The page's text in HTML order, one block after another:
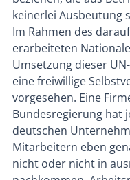
keinerlei Ausbeutung
Im Rahmen des
erarbeiteten
Umsetzung dieser
eine freiwillige
vorgesehen. Eine
Bundesregierung hat
deutschen
Mitarbeitern eben
nicht oder nicht in